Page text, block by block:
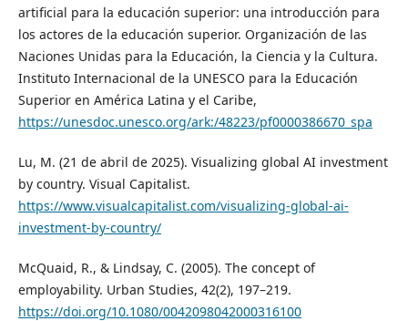
artificial para la educación superior: una introducción para
los actores de la educación superior. Organización de las
Naciones Unidas para la Educación, la Ciencia y la Cultura.
Instituto Internacional de la UNESCO para la Educación
Superior en América Latina y el Caribe,
https://unesdoc.unesco.org/ark:/48223/pf0000386670_spa
Lu, M. (21 de abril de 2025). Visualizing global AI investment
by country. Visual Capitalist.
https://www.visualcapitalist.com/visualizing-global-ai-
investment-by-country/
McQuaid, R., & Lindsay, C. (2005). The concept of
employability. Urban Studies, 42(2), 197–219.
https://doi.org/10.1080/0042098042000316100